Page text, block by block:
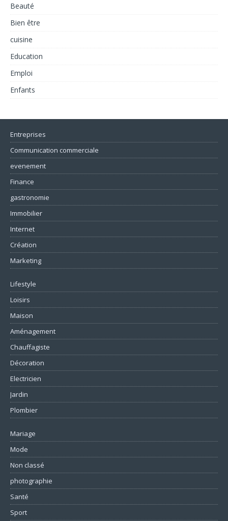
Beauté
Bien être
cuisine
Education
Emploi
Enfants
Entreprises
Communication commerciale
evenement
Finance
gastronomie
Immobilier
Internet
Création
Marketing
Lifestyle
Loisirs
Maison
Aménagement
Chauffagiste
Décoration
Electricien
Jardin
Plombier
Mariage
Mode
Non classé
photographie
Santé
Sport